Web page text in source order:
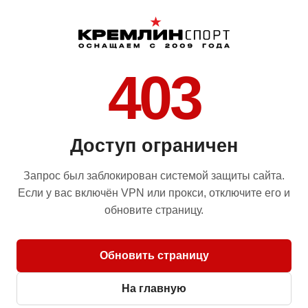
403
Доступ ограничен
Запрос был заблокирован системой защиты сайта.
Если у вас включён VPN или прокси, отключите его и
обновите страницу.
Обновить страницу
На главную